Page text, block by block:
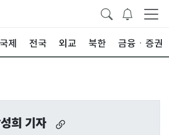
국제 전국 외교 북한 금융ㆍ증권
희 기자